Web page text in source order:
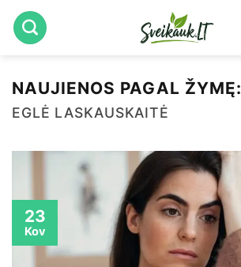
Skip
to
NAUJIENOS PAGAL ŽYMĘ:
EGLĖ LASKAUSKAITĖ
23
Kov